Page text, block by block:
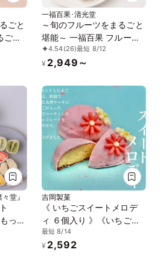
ごと
ごと
一福百果･清光堂
～旬のフルーツをまるごと
堪能～ 一福百果 フルーツ
大福6個入(まるごとみかん
3個、紅まどんな大福、島
づつ)
4.54(26)最短 8/12
¥ 2,949～
堂』
っち
吉岡製菓
《 いちごスイートメロデ
ィ ６個入り 》《いちごケ
ーキ》ジュエリーボックス
DAIFUKU ありがとう 大福
最短 8/14
¥ 2,592